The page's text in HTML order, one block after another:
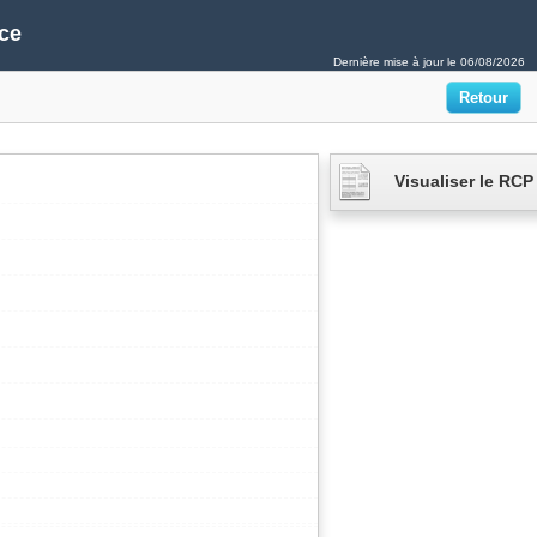
Dernière mise à jour le 06/08/2026
Visualiser le RCP